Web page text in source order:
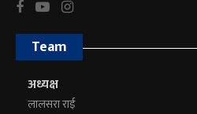
Team
अध्यक्ष
लालसरा राई